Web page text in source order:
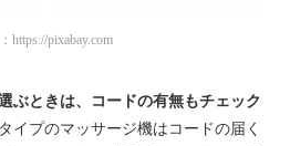
https://pixabay.com
ぶときは、コードの有無もチェック
イプのマッサージ機はコードの届く